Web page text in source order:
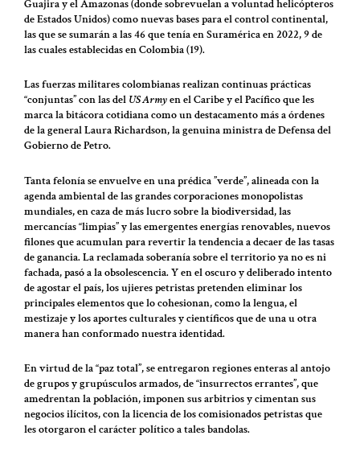
Guajira y el Amazonas (donde sobrevuelan a voluntad helicópteros
de Estados Unidos) como nuevas bases para el control continental,
las que se sumarán a las 46 que tenía en Suramérica en 2022, 9 de
las cuales establecidas en Colombia (19).
Las fuerzas militares colombianas realizan continuas prácticas
“conjuntas” con las del US Armyen el Caribe y el Pacífico que les
marca la bitácora cotidiana como un destacamento más a órdenes
de la general Laura Richardson, la genuina ministra de Defensa del
Gobierno de Petro.
Tanta felonía se envuelve en una prédica ”verde”, alineada con la
agenda ambiental de las grandes corporaciones monopolistas
mundiales, en caza de más lucro sobre la biodiversidad, las
mercancías “limpias” y las emergentes energías renovables, nuevos
filones que acumulan para revertir la tendencia a decaer de las tasas
de ganancia. La reclamada soberanía sobre el territorio ya no es ni
fachada, pasó a la obsolescencia. Y en el oscuro y deliberado intento
de agostar el país, los ujieres petristas pretenden eliminar los
principales elementos que lo cohesionan, como la lengua, el
mestizaje y los aportes culturales y científicos que de una u otra
manera han conformado nuestra identidad.
En virtud de la “paz total”, se entregaron regiones enteras al antojo
de grupos y grupúsculos armados, de “insurrectos errantes”, que
amedrentan la población, imponen sus arbitrios y cimentan sus
negocios ilícitos, con la licencia de los comisionados petristas que
les otorgaron el carácter político a tales bandolas.